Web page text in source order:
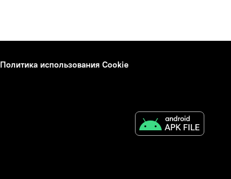
Политика использования Cookie